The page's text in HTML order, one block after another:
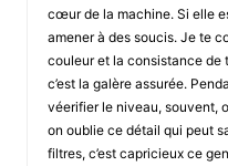
cœur de la machine. Si elle
amener à des soucis. Je te
couleur et la consistance de
c’est la galère assurée.
véerifier le niveau, souvent,
on oublie ce détail qui peut
filtres, c’est capricieux ce